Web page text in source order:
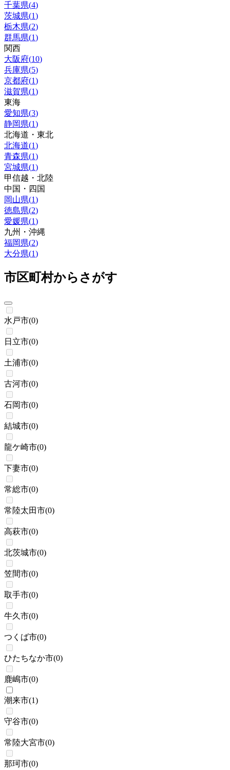
千葉県(4)
茨城県(1)
栃木県(2)
群馬県(1)
関西
大阪府(10)
兵庫県(5)
京都府(1)
滋賀県(1)
東海
愛知県(3)
静岡県(1)
北海道・東北
北海道(1)
青森県(1)
宮城県(1)
甲信越・北陸
中国・四国
岡山県(1)
徳島県(2)
愛媛県(1)
九州・沖縄
福岡県(2)
大分県(1)
市区町村からさがす
水戸市(0)
日立市(0)
土浦市(0)
古河市(0)
石岡市(0)
結城市(0)
龍ケ崎市(0)
下妻市(0)
常総市(0)
常陸太田市(0)
高萩市(0)
北茨城市(0)
笠間市(0)
取手市(0)
牛久市(0)
つくば市(0)
ひたちなか市(0)
鹿嶋市(0)
潮来市(1)
守谷市(0)
常陸大宮市(0)
那珂市(0)